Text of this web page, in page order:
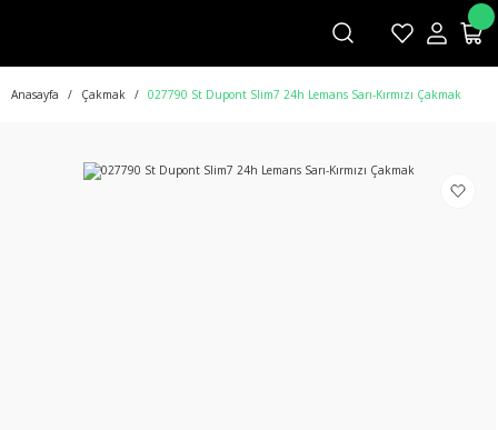
Anasayfa Çakmak 027790 St Dupont Slim7 24h Lemans Sarı-Kırmızı Çakmak